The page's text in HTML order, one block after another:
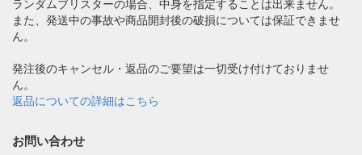
ランダムブリスターの場合、中身を指定することは出来ません。
また、発送中の事故や商品開封後の破損については保証できませ
ん。
発注後のキャンセル・返品のご要望は一切受け付けておりませ
ん。
返品についての詳細はこちら
お問い合わせ